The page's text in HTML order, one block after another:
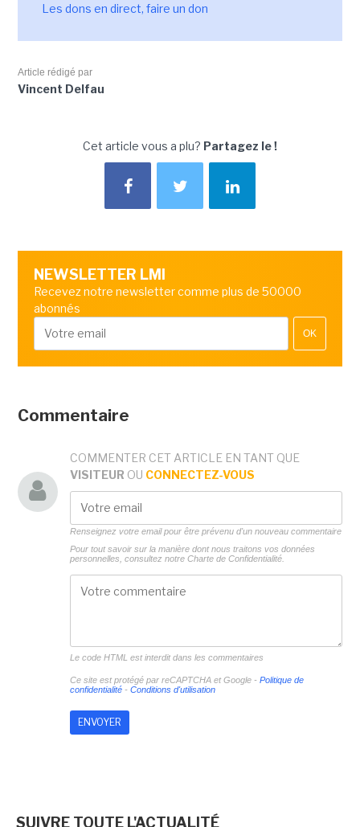
Les dons en direct, faire un don
Article rédigé par
Vincent Delfau
Cet article vous a plu? Partagez le !
NEWSLETTER LMI
Recevez notre newsletter comme plus de 50000
abonnés
OK
Commentaire
COMMENTER CET ARTICLE EN TANT QUE
VISITEUR OU CONNECTEZ-VOUS
Renseignez votre email pour être prévenu d'un nouveau commentaire
Pour tout savoir sur la manière dont nous traitons vos données
personnelles, consultez notre Charte de Confidentialité.
Le code HTML est interdit dans les commentaires
Ce site est protégé par reCAPTCHA et Google - Politique de
confidentialité- Conditions d'utilisation
SUIVRE TOUTE L'ACTUALITÉ